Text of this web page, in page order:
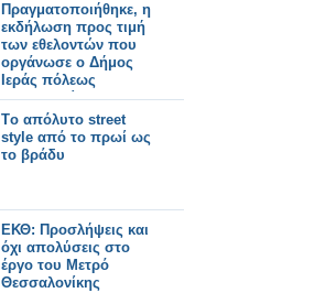
Πραγματοποιήθηκε, η
εκδήλωση προς τιμή
των εθελοντών που
οργάνωσε ο Δήμος
Ιεράς πόλεως
Μεσολογγίου
Tο απόλυτο street
style από το πρωί ως
το βράδυ
ΕΚΘ: Προσλήψεις και
όχι απολύσεις στο
έργο του Μετρό
Θεσσαλονίκης